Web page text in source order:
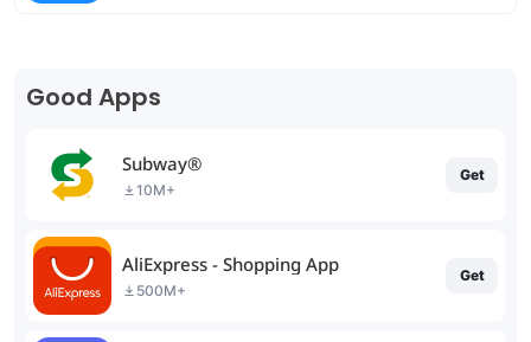
Good Apps
Subway®
10M+
Get
AliExpress - Shopping App
500M+
Get